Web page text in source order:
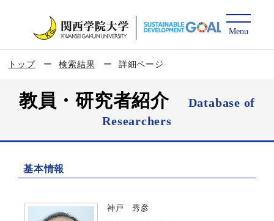
トップ 検索結果 詳細ページ
教員・研究者紹介
Database of
Researchers
基本情報
神戸 秀彦